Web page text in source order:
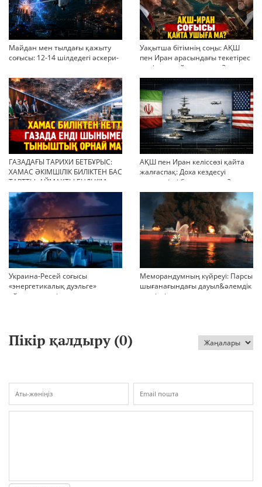
Майдан мен тылдағы қажыту
соғысы: 12-14 шілдедегі әскери-
Уақытша бітімнің соңы: АҚШ
пен Иран арасындағы текетірес
неліктен қайта ушықты?
ГАЗАДАҒЫ ТАРИХИ БЕТБҰРЫС:
ХАМАС ӘКІМШІЛІК БИЛІКТЕН БАС
ТАРТТЫ. АЙМАҚТЫ ЕНДІ КІМ
БАСҚАРАДЫ?
АҚШ пен Иран келіссөзі қайта
жалғаспақ: Доха кездесуі
шиеленісті бәсеңдете ме?
Украина-Ресей соғысы
«энергетикалық дуэльге»
айналып кетті
Меморандумның күйреуі: Парсы
шығанағындағы дауыл&әлемдік
тәртіптің сын сағаты соғып тұр
Пікір қалдыру (0)